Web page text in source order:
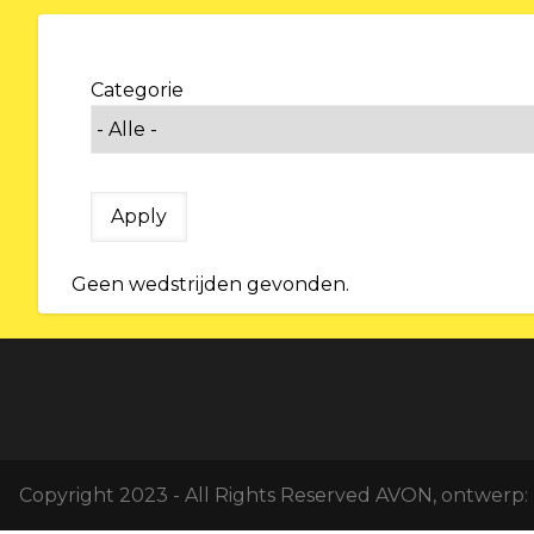
Categorie
Geen wedstrijden gevonden.
Copyright 2023 - All Rights Reserved AVON, ontwerp: